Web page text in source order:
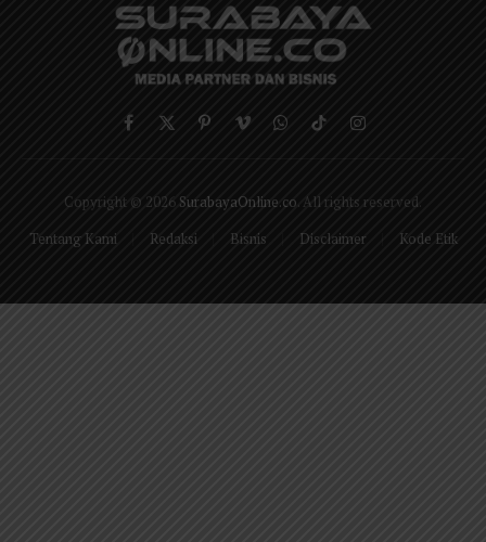
Facebook
X
PinterestVimeoWhatsApp
TikTokInstagram
Copyright © 2026 SurabayaOnline.co. All rights reserved.
Tentang Kami
Redaksi Bisnis Disclaimer Kode Etik